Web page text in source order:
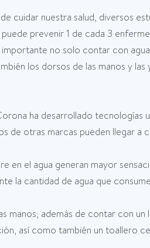
cuidar nuestra salud, diversos
prevenir 1 de cada 3
no solo contar con
los dorsos de las manos y las
ha desarrollado
otras marcas pueden llegar a
el agua generan mayor
la cantidad de agua que
además de contar con un
así como también un toallero